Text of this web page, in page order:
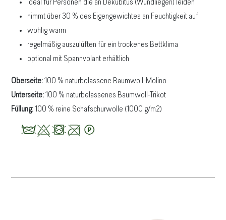
ideal für Personen die an Dekubitus (Wundliegen) leiden
nimmt über 30 % des Eigengewichtes an Feuchtigkeit auf
wohlig warm
regelmäßig auszulüften für ein trockenes Bettklima
optional mit Spannvolant erhältlich
Oberseite:100 % naturbelassene Baumwoll-Molino
Unterseite:100 % naturbelassenes Baumwoll-Trikot
Füllung:100 % reine Schafschurwolle (1000 g/m2)